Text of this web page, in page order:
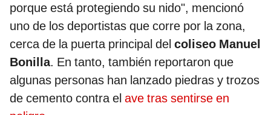
porque está protegiendo su nido", mencionó
uno de los deportistas que corre por la zona,
cerca de la puerta principal del coliseo Manuel
Bonilla. En tanto, también reportaron que
algunas personas han lanzado piedras y trozos
de cemento contra el ave tras sentirse en